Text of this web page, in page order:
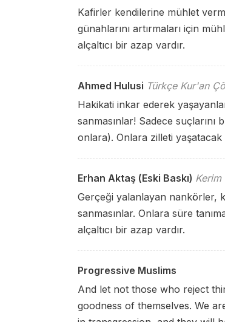
Kafirler kendilerine mühlet
günahlarını artırmaları için
alçaltıcı bir azap vardır.
Ahmed Hulusi Türkçe Kur'an
Hakikati inkar ederek
sanmasınlar! Sadece
onlara). Onlara zilleti yaşatacak
Erhan Aktaş (Eski Baskı) Kerim
Gerçeği yalanlayan nankörler,
sanmasınlar. Onlara süre
alçaltıcı bir azap vardır.
Progressive Muslims
And let not those who reject
goodness of themselves. We